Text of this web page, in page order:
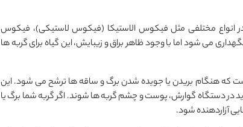
انواع مختلفی مثل فیکوس الاستیکا (فیکوس لاستیکی)، فیکوس
می ‌شود اما با وجود ظاهر براق و زیبایش، این گیاه برای گربه ‌ها
هنگام بریدن یا جویده شدن برگ و ساقه ‌ها ترشح می ‌شود. این
دستگاه گوارش، پوست و چشم گربه‌ ها شوند. اگر گربه شما برگ یا
آزاردهنده شود.